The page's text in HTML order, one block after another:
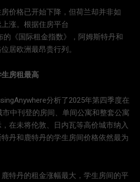
价格已开始下降，但荷兰却并非如
涨。根据住房平台
的《国际租金指数》，阿姆斯特丹和
居欧洲最昂贵行列。
房租最高
分析了2025年第四季度在
中刊登的房间、单间公寓和整套公寓
在未将伦敦、日内瓦等高价城市纳入
丹和鹿特丹的学生房间价格依然最为
特丹的租金涨幅最大，学生房间的平